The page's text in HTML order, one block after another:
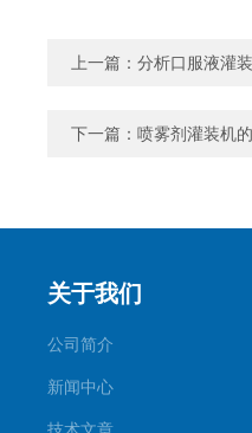
上一篇： 分析口服液灌
下一篇： 喷雾剂灌装机
关于我们
公司简介
新闻中心